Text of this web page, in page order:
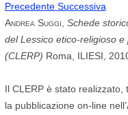
Precedente Successiva
Andrea Suggi, Schede
del Lessico etico-religioso
(CLERP) Roma, ILIESI,
Il CLERP è stato
la pubblicazione on-line